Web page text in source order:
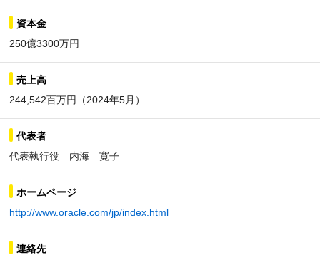
資本金
250億3300万円
売上高
244,542百万円（2024年5月）
代表者
代表執行役 内海 寛子
ホームページ
http://www.oracle.com/jp/index.html
連絡先